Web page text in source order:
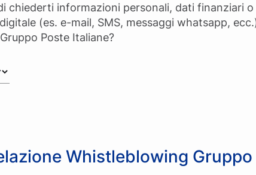
chiederti informazioni personali, dati finanziari
(es. e-mail, SMS, messaggi whatsapp,
Poste Italiane?
Whistleblowing